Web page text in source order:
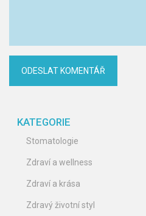
KATEGORIE
Stomatologie
Zdraví a wellness
Zdraví a krása
Zdravý životní styl